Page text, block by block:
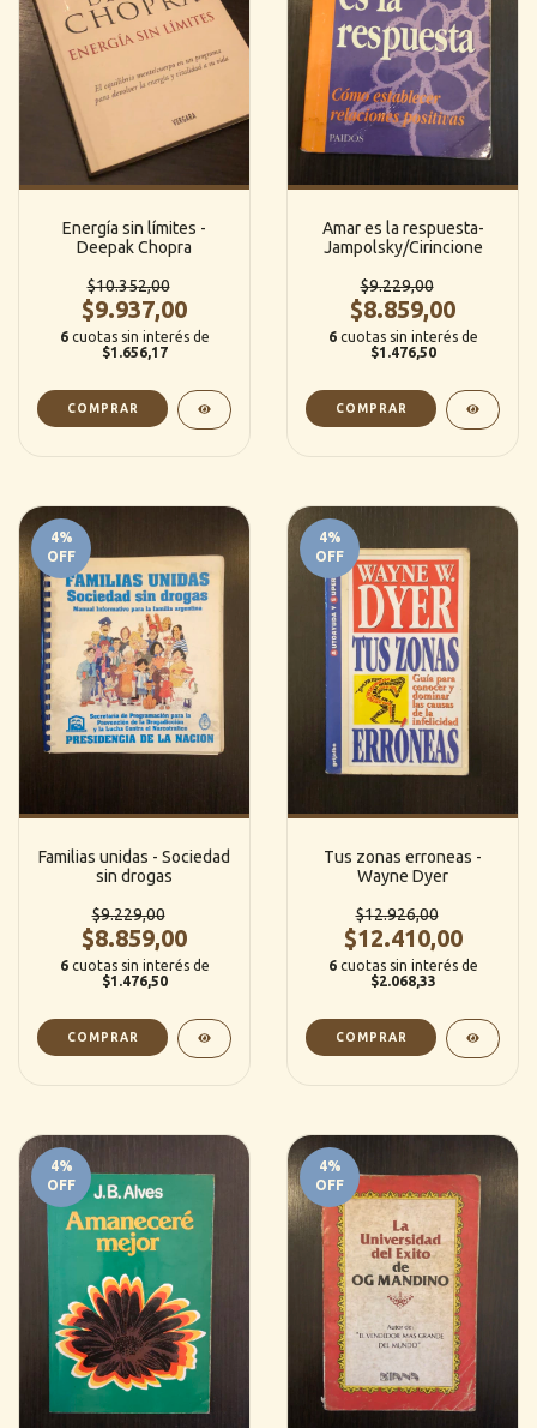
Energía sin límites -
Deepak Chopra
$10.352,00
$9.937,00
6 cuotas sin interés de
$1.656,17
Amar es la respuesta-
Jampolsky/Cirincione
$9.229,00
$8.859,00
6 cuotas sin interés de
$1.476,50
4%
OFF
Familias unidas - Sociedad
sin drogas
$9.229,00
$8.859,00
6 cuotas sin interés de
$1.476,50
4%
OFF
Tus zonas erroneas -
Wayne Dyer
$12.926,00
$12.410,00
6 cuotas sin interés de
$2.068,33
4%
OFF
4%
OFF